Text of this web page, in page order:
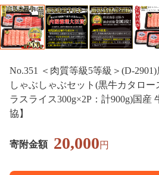
No.351 ＜肉質等級5等級＞(D-
しゃぶしゃぶセット(黒牛カタロ
ラスライス300g×2P：計900g)国産
協】
寄附金額 20,000円